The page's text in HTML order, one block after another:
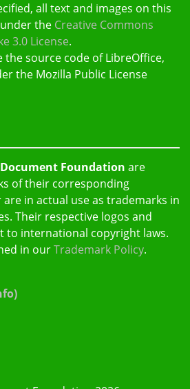
all text and images on this
the Creative Commons
3.0 License.
the source code of LibreOffice,
the Mozilla Public License
Foundation are
of their corresponding
in actual use as trademarks in
Their respective logos and
to international copyright laws.
in ourTrademark Policy.